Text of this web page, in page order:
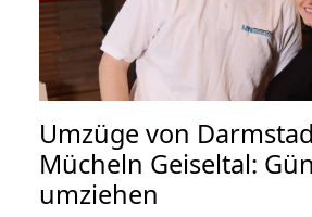
Umzüge von
Mücheln Geiseltal:
umziehen